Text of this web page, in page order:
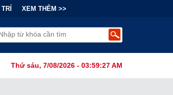
XEM THÊM >>
Thứ sáu, 7/08/2026 - 03:59:29 AM
đổi cục diện bầu cử Mỹ? •